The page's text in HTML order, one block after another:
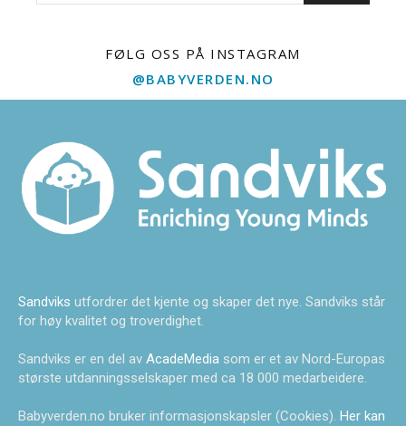
FØLG OSS PÅ INSTAGRAM
@BABYVERDEN.NO
Sandviks utfordrer det kjente og skaper det nye. Sandviks står
for høy kvalitet og troverdighet.
Sandviks er en del av AcadeMedia som er et av Nord-Europas
største utdanningsselskaper med ca 18 000 medarbeidere.
Babyverden.no bruker informasjonskapsler (Cookies). Her kan